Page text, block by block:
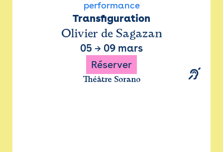
performance
Transfiguration
Olivier de Sagazan
05 → 09 mars
Réserver
Théâtre Sorano